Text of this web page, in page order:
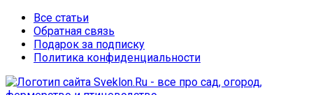
Все статьи
Обратная связь
Подарок за подписку
Политика конфиденциальности